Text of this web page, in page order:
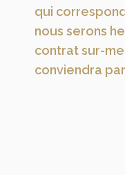
qui
nous serons
contrat sur-
conviendra